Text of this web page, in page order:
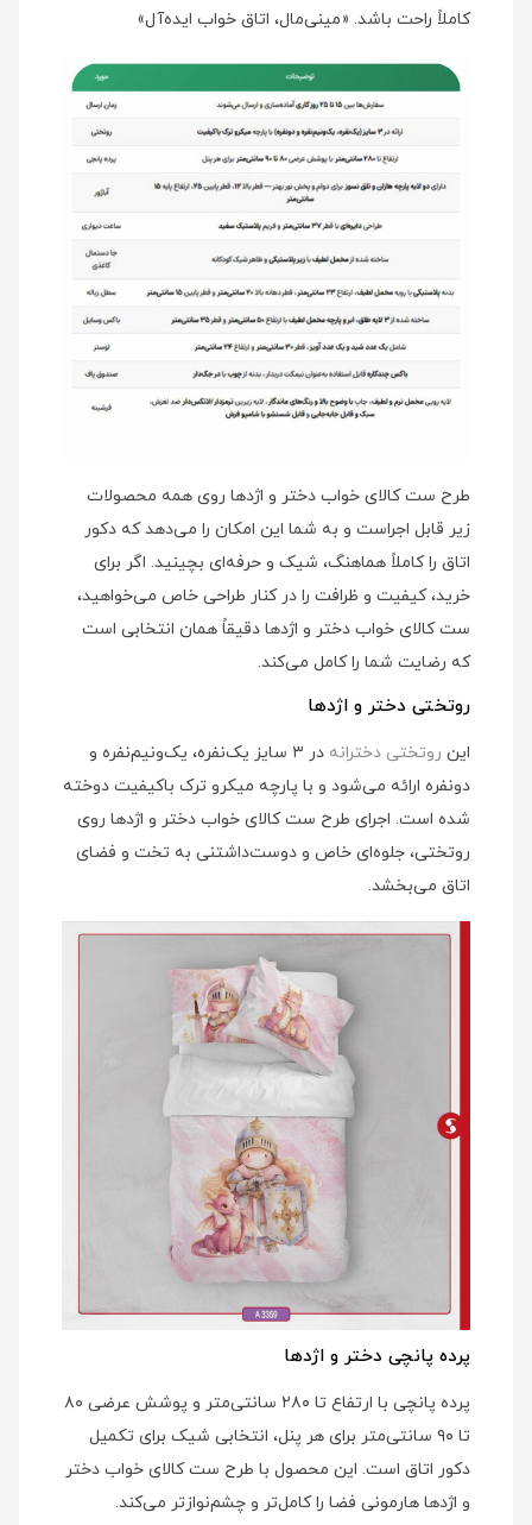
کاملاً راحت باشد. «مینی‌مال، اتاق خواب ایده‌آل»
طرح ست کالای خواب دختر و اژدها روی همه محصولات
زیر قابل اجراست و به شما این امکان را می‌دهد که دکور
اتاق را کاملاً هماهنگ، شیک و حرفه‌ای بچینید. اگر برای
خرید، کیفیت و ظرافت را در کنار طراحی خاص می‌خواهید،
ست کالای خواب دختر و اژدها دقیقاً همان انتخابی است
که رضایت شما را کامل می‌کند.
روتختی دختر و اژدها
این روتختی دخترانه
در ۳ سایز یک‌نفره، یک‌ونیم‌نفره و
دونفره ارائه می‌شود و با پارچه میکرو ترک باکیفیت دوخته
شده است. اجرای طرح ست کالای خواب دختر و اژدها روی
روتختی، جلوه‌ای خاص و دوست‌داشتنی به تخت و فضای
اتاق می‌بخشد.
پرده پانچی دختر و اژدها
پرده پانچی با ارتفاع تا ۲۸۰ سانتی‌متر و پوشش عرضی ۸۰
تا ۹۰ سانتی‌متر برای هر پنل، انتخابی شیک برای تکمیل
دکور اتاق است. این محصول با طرح ست کالای خواب دختر
و اژدها هارمونی فضا را کامل‌تر و چشم‌نوازتر می‌کند.